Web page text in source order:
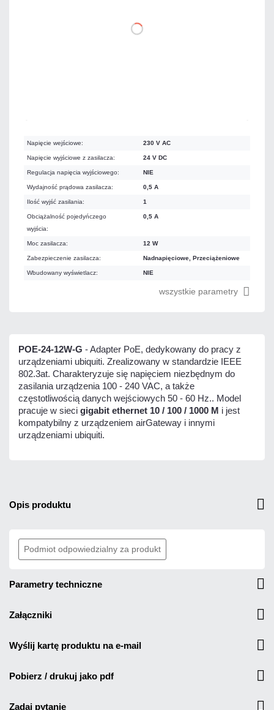
Napięcie wejściowe: 230 V AC
Napięcie wyjściowe z zasilacza: 24 V DC
Regulacja napięcia wyjściowego: NIE
Wydajność prądowa zasilacza: 0,5 A
Ilość wyjść zasilania: 1
Obciążalność pojedyńczego
wyjścia:
0,5 A
Moc zasilacza: 12 W
Zabezpieczenie zasilacza: Nadnapięciowe, Przeciążeniowe
Wbudowany wyświetlacz: NIE
wszystkie parametry
POE-24-12W-G - Adapter PoE, dedykowany do pracy z
urządzeniami ubiquiti. Zrealizowany w standardzie IEEE
802.3at. Charakteryzuje się napięciem niezbędnym do
zasilania urządzenia 100 - 240 VAC, a także
częstotliwością danych wejściowych 50 - 60 Hz.. Model
pracuje w sieci gigabit ethernet 10 / 100 / 1000 M i jest
kompatybilny z urządzeniem airGateway i innymi
urządzeniami ubiquiti.
opis produktu
Podmiot odpowiedzialny za produkt
parametry techniczne
załączniki
wyślij kartę produktu na e-mail
pobierz / drukuj jako pdf
zadaj pytanie